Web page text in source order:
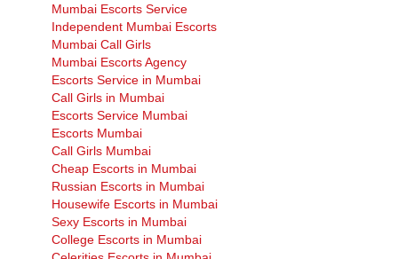
Mumbai Escorts Service
Independent Mumbai Escorts
Mumbai Call Girls
Mumbai Escorts Agency
Escorts Service in Mumbai
Call Girls in Mumbai
Escorts Service Mumbai
Escorts Mumbai
Call Girls Mumbai
Cheap Escorts in Mumbai
Russian Escorts in Mumbai
Housewife Escorts in Mumbai
Sexy Escorts in Mumbai
College Escorts in Mumbai